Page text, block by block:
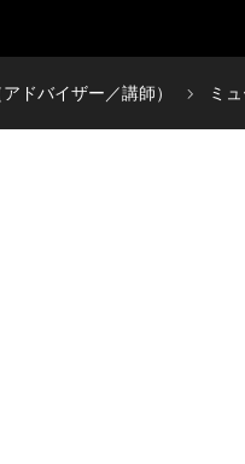
ドバイザー／講師）
ミ